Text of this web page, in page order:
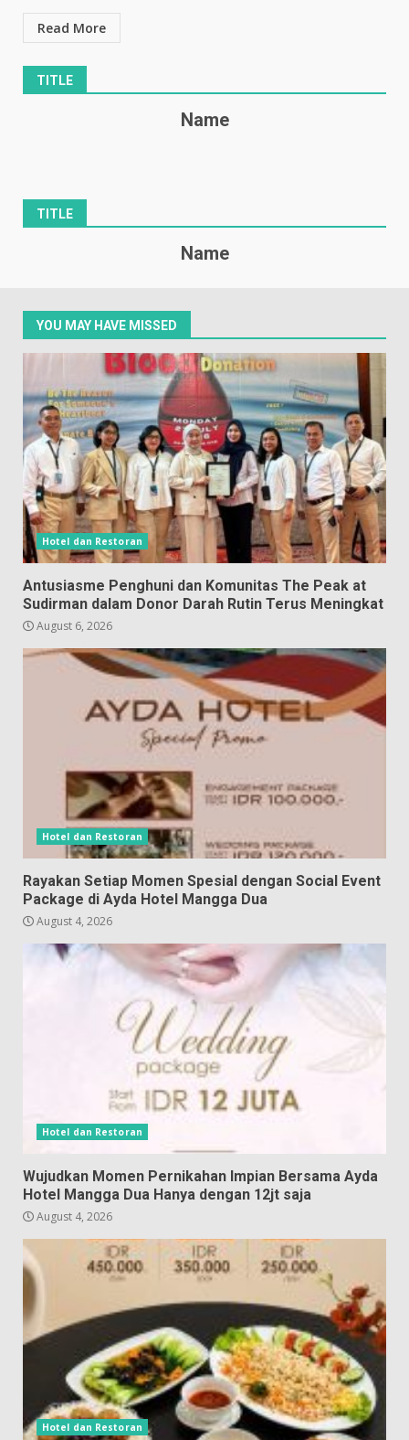
Read More
TITLE
Name
TITLE
Name
YOU MAY HAVE MISSED
Hotel dan Restoran
Antusiasme Penghuni dan Komunitas The Peak at
Sudirman dalam Donor Darah Rutin Terus Meningkat
August 6, 2026
Hotel dan Restoran
Rayakan Setiap Momen Spesial dengan Social Event
Package di Ayda Hotel Mangga Dua
August 4, 2026
Hotel dan Restoran
Wujudkan Momen Pernikahan Impian Bersama Ayda
Hotel Mangga Dua Hanya dengan 12jt saja
August 4, 2026
Hotel dan Restoran